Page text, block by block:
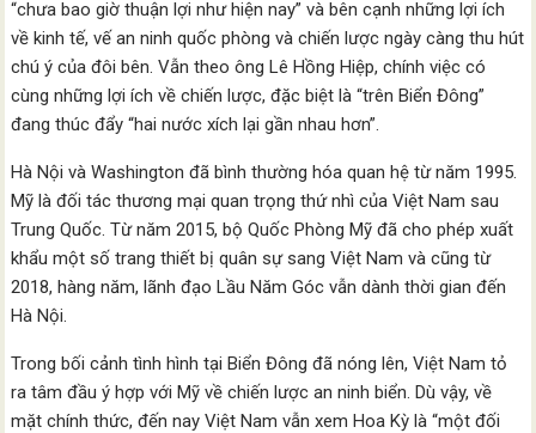
“chưa bao giờ thuận lợi như hiện nay” và bên cạnh những lợi ích
về kinh tế, vế an ninh quốc phòng và chiến lược ngày càng thu hút
chú ý của đôi bên. Vẫn theo ông Lê Hồng Hiệp, chính việc có
cùng những lợi ích về chiến lược, đặc biệt là “trên Biển Đông”
đang thúc đẩy “hai nước xích lại gần nhau hơn”.
Hà Nội và Washington đã bình thường hóa quan hệ từ năm 1995.
Mỹ là đối tác thương mại quan trọng thứ nhì của Việt Nam sau
Trung Quốc. Từ năm 2015, bộ Quốc Phòng Mỹ đã cho phép xuất
khẩu một số trang thiết bị quân sự sang Việt Nam và cũng từ
2018, hàng năm, lãnh đạo Lầu Năm Góc vẫn dành thời gian đến
Hà Nội.
Trong bối cảnh tình hình tại Biển Đông đã nóng lên, Việt Nam tỏ
ra tâm đầu ý hợp với Mỹ về chiến lược an ninh biển. Dù vậy, về
mặt chính thức, đến nay Việt Nam vẫn xem Hoa Kỳ là “một đối